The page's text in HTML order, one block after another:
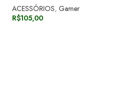
ACESSÓRIOS, Gamer
R$105,00